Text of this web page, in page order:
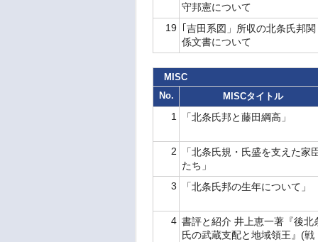
守邦憲について
19
｢吉田系図」所収の北条氏邦関
係文書について
MISC
No.
MISCタイトル
1 「北条氏邦と藤田綱高」
2
「北条氏規・氏盛を支えた家
たち」
3
「北条氏邦の生年について」
4 書評と紹介 井上恵一著『後北
氏の武蔵支配と地域領王』(戦